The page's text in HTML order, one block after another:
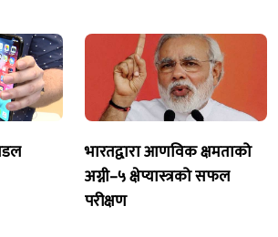
भारतद्वारा आणविक क्षमताको
अग्नी–५ क्षेप्यास्त्रको सफल
परीक्षण